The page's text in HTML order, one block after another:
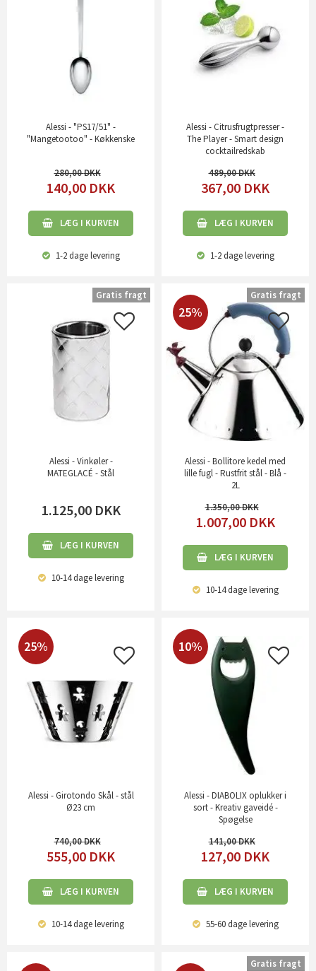
Alessi - "PS17/51" -
"Mangetootoo" - Køkkenske
280,00
140,00 DKK
LÆG I KURVEN
1-2 dagelevering
Alessi - Citrusfrugtpresser -
The Player - Smart design
cocktailredskab
489,00
367,00 DKK
LÆG I KURVEN
1-2 dagelevering
Alessi - Vinkøler -
MATEGLACÉ - Stål
1.125,00 DKK
LÆG I KURVEN
10-14 dagelevering
Gratis fragt
25%
Alessi - Bollitore kedel med
lille fugl - Rustfrit stål - Blå -
2L
1.350,00
1.007,00 DKK
LÆG I KURVEN
10-14 dagelevering
Gratis fragt
25%
Alessi - Girotondo Skål - stål
Ø23 cm
740,00
555,00 DKK
LÆG I KURVEN
10-14 dagelevering
10%
Alessi - DIABOLIX oplukker i
sort - Kreativ gaveidé -
Spøgelse
141,00
127,00 DKK
LÆG I KURVEN
55-60 dagelevering
Gratis fragt